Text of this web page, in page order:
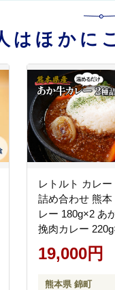
はほかに
レトルト カレ
詰め合わせ 熊本
レー 180g×2 あ
挽肉カレー
19,000円
熊本県 錦町